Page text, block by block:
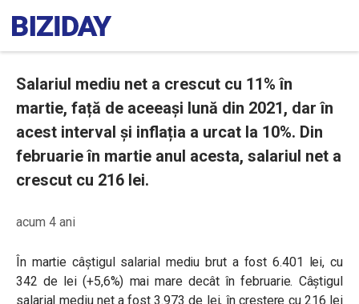
Salariul mediu net a crescut cu 11% în
martie, față de aceeași lună din 2021, dar în
acest interval și inflația a urcat la 10%. Din
februarie în martie anul acesta, salariul net a
crescut cu 216 lei.
acum 4 ani
În martie câştigul salarial mediu brut a fost 6.401 lei, cu
342 de lei (+5,6%) mai mare decât în februarie. Câştigul
salarial mediu net a fost 3.973 de lei, în creștere cu 216 lei